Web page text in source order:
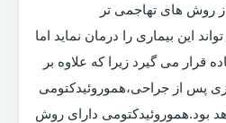
روش های تهاجمی تر
این بیماری را درمان نماید اما
قرار می گیرد زیرا که علاوه بر
پس از جراحی،هموروئیدکتومی
بود.هموروئیدکتومی دارای روش